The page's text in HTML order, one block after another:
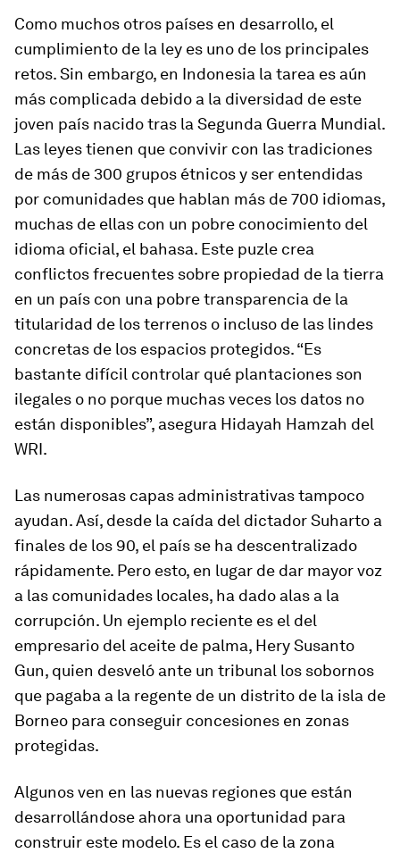
Como muchos otros países en desarrollo, el
cumplimiento de la ley es uno de los principales
retos. Sin embargo, en Indonesia la tarea es aún
más complicada debido a la diversidad de este
joven país nacido tras la Segunda Guerra Mundial.
Las leyes tienen que convivir con las tradiciones
de más de 300 grupos étnicos y ser entendidas
por comunidades que hablan más de 700 idiomas,
muchas de ellas con un pobre conocimiento del
idioma oficial, el bahasa. Este puzle crea
conflictos frecuentes sobre propiedad de la tierra
en un país con una pobre transparencia de la
titularidad de los terrenos o incluso de las lindes
concretas de los espacios protegidos. “Es
bastante difícil controlar qué plantaciones son
ilegales o no porque muchas veces los datos no
están disponibles”, asegura Hidayah Hamzah del
WRI.
Las numerosas capas administrativas tampoco
ayudan. Así, desde la caída del dictador Suharto a
finales de los 90, el país se ha descentralizado
rápidamente. Pero esto, en lugar de dar mayor voz
a las comunidades locales, ha dado alas a la
corrupción. Un ejemplo reciente es el del
empresario del aceite de palma, Hery Susanto
Gun, quien desveló ante un tribunal los sobornos
que pagaba a la regente de un distrito de la isla de
Borneo para conseguir concesiones en zonas
protegidas.
Algunos ven en las nuevas regiones que están
desarrollándose ahora una oportunidad para
construir este modelo. Es el caso de la zona